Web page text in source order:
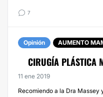
7
Opinión AUMENTO
CIRUGÍA PLÁSTICA
11 ene 2019
Recomiendo a la Dra Massey